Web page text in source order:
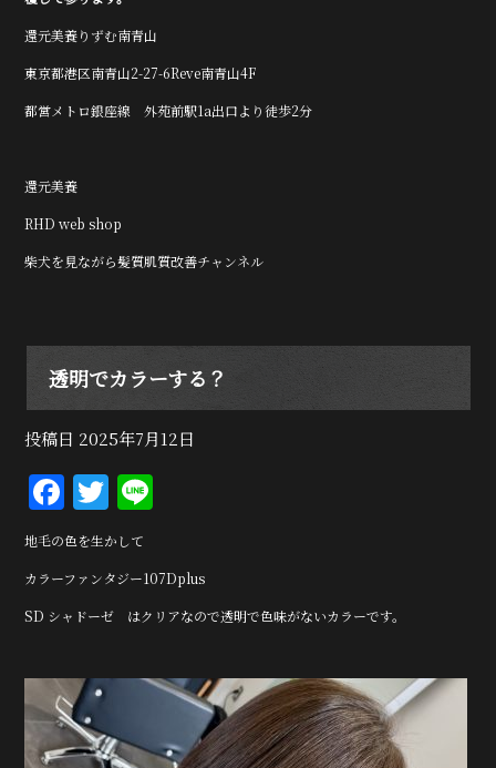
還元美養りずむ南青山
東京都港区南青山2-27-6Reve南青山4F
都営メトロ銀座線 外苑前駅1a出口より徒歩2分
還元美養
RHD web shop
柴犬を見ながら髪質肌質改善チャンネル
透明でカラーする？
投稿日 2025年7月12日
F
a
c
e
b
o
o
k
T
w
it
te
r
e
地毛の色を生かして
カラーファンタジー107Dplus
SD シャドーゼ はクリアなので透明で色味がないカラーです。